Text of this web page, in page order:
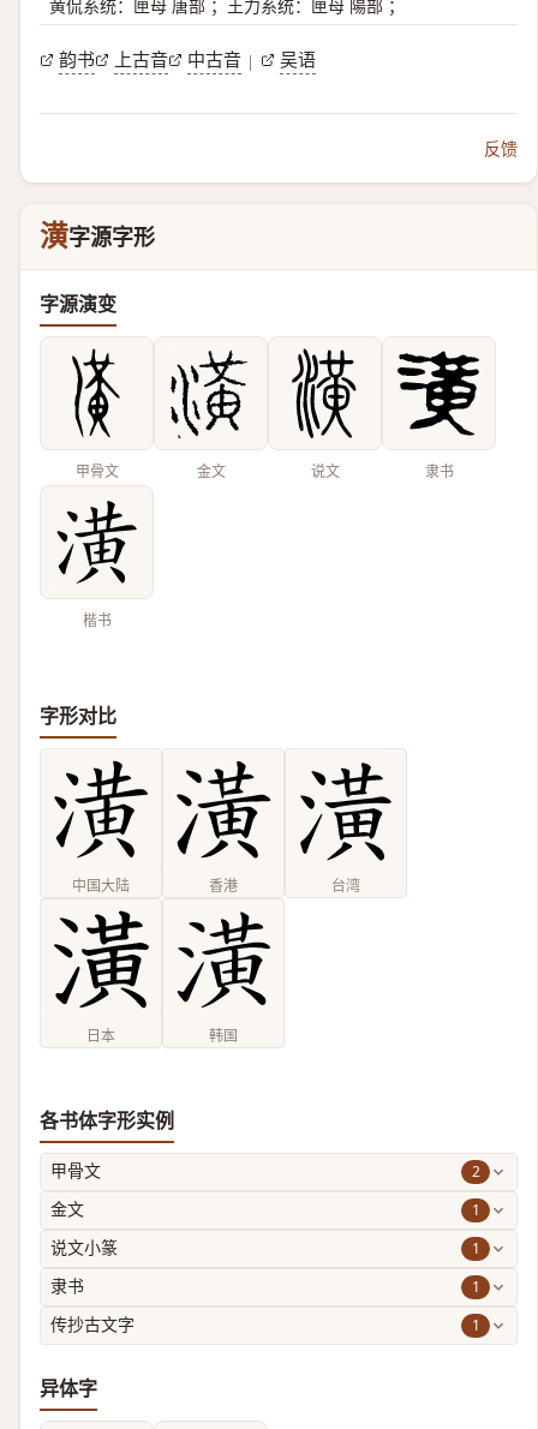
黄侃系统：匣母 唐部 ；王力系统：匣母 陽部 ；
韵书 上古音 中古音 | 吴语
反馈
潢字源字形
字源演变
甲骨文 金文 说文 隶书
楷书
字形对比
中国大陆 香港 台湾
日本 韩国
各书体字形实例
甲骨文 2
金文 1
说文小篆 1
隶书 1
传抄古文字 1
异体字